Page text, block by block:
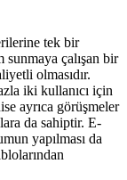
tek bir
çalışan bir
olmasıdır.
iki kullanıcı için
ayrıca görüşmeler
da sahiptir. E-
yapılması da